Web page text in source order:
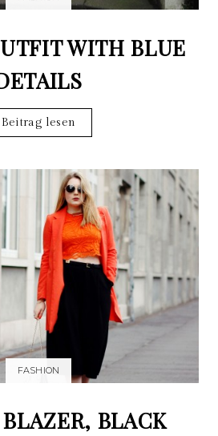
WITH BLUE
Beitrag lesen
FASHION
BLACK